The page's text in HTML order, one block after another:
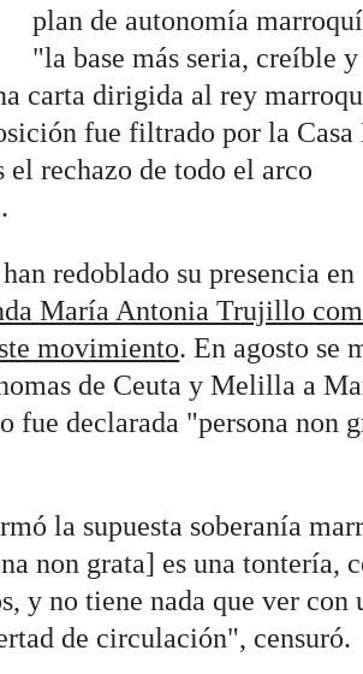
plan de autonomía
"la base más seria, creíble
carta dirigida al rey
fue filtrado por la Casa
rechazo de todo el arco
redoblado su presencia en
María Antonia Trujillo
movimiento. En agosto se
de Ceuta y Melilla a
declarada "persona non
la supuesta soberanía
non grata] es una tontería,
y no tiene nada que ver con
de circulación", censuró.